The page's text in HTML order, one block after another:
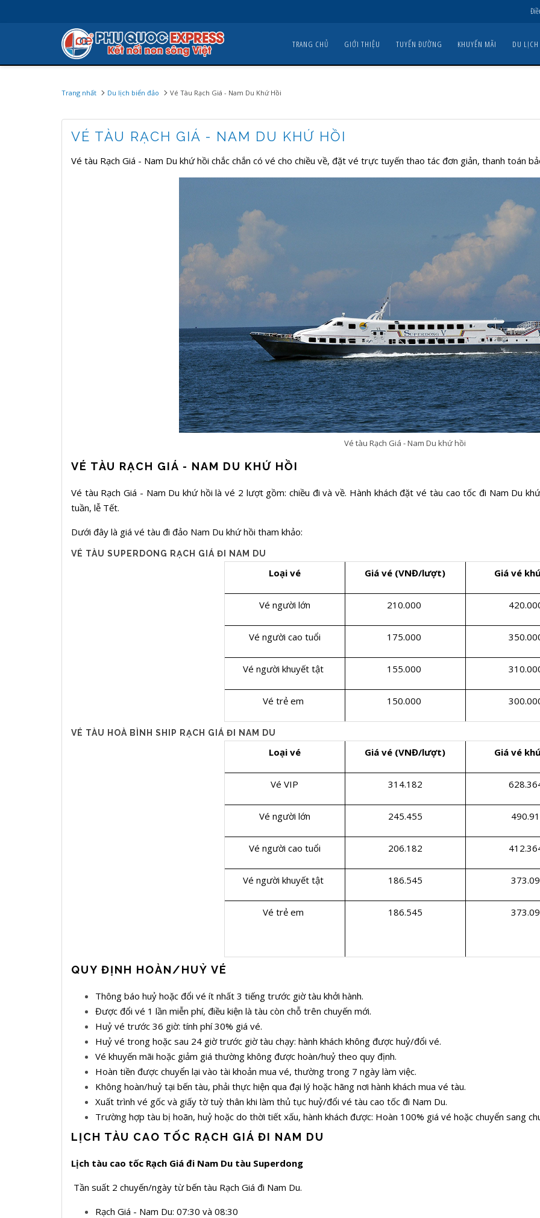
TRANG CHỦ GIỚI THIỆU TUYẾN ĐƯỜNG KHUYẾN MÃI DU
Trang nhất Du lịch biển đảo Vé Tàu Rạch Giá - Nam Du Khứ Hồi
VÉ TÀU RẠCH GIÁ - NAM DU KHỨ HỒI
Vé tàu Rạch Giá - Nam Du khứ hồi chắc chắn có vé cho chiều về, đặt vé trực tuyến thao tác đơn giản, thanh toán
Vé tàu Rạch Giá - Nam Du khứ hồi
VÉ TÀU RẠCH GIÁ - NAM DU KHỨ HỒI
Vé tàu Rạch Giá - Nam Du khứ hồi là vé 2 lượt gồm: chiều đi và về. Hành khách đặt vé tàu cao tốc đi Nam Du
tuần, lễ Tết.
Dưới đây là giá vé tàu đi đảo Nam Du khứ hồi tham khảo:
VÉ TÀU SUPERDONG RẠCH GIÁ ĐI NAM DU
Loại vé Giá vé (VNĐ/lượt) Giá vé
Vé người lớn 210.000
Vé người cao tuổi 175.000
Vé người khuyết tật 155.000
Vé trẻ em 150.000
VÉ TÀU HOÀ BÌNH SHIP RẠCH GIÁ ĐI NAM DU
Loại vé Giá vé (VNĐ/lượt) Giá vé
Vé VIP 314.182
Vé người lớn 245.455 490.91
Vé người cao tuổi 206.182
Vé người khuyết tật 186.545 373.09
Vé trẻ em 186.545 373.09
QUY ĐỊNH HOÀN/HUỶ VÉ
Thông báo huỷ hoặc đổi vé ít nhất 3 tiếng trước giờ tàu khởi hành.
Được đổi vé 1 lần miễn phí, điều kiện là tàu còn chỗ trên chuyến mới.
Huỷ vé trước 36 giờ: tính phí 30% giá vé.
Huỷ vé trong hoặc sau 24 giờ trước giờ tàu chạy: hành khách không được huỷ/đổi vé.
Vé khuyến mãi hoặc giảm giá thường không được hoàn/huỷ theo quy định.
Hoàn tiền được chuyển lại vào tài khoản mua vé, thường trong 7 ngày làm việc.
Không hoàn/huỷ tại bến tàu, phải thực hiện qua đại lý hoặc hãng nơi hành khách mua vé tàu.
Xuất trình vé gốc và giấy tờ tuỳ thân khi làm thủ tục huỷ/đổi vé tàu cao tốc đi Nam Du.
Trường hợp tàu bị hoãn, huỷ hoặc do thời tiết xấu, hành khách được: Hoàn 100% giá vé hoặc chuyển sang
LỊCH TÀU CAO TỐC RẠCH GIÁ ĐI NAM DU
Lịch tàu cao tốc Rạch Giá đi Nam Du tàu Superdong
Tần suất 2 chuyến/ngày từ bến tàu Rạch Giá đi Nam Du.
Rạch Giá - Nam Du: 07:30 và 08:30